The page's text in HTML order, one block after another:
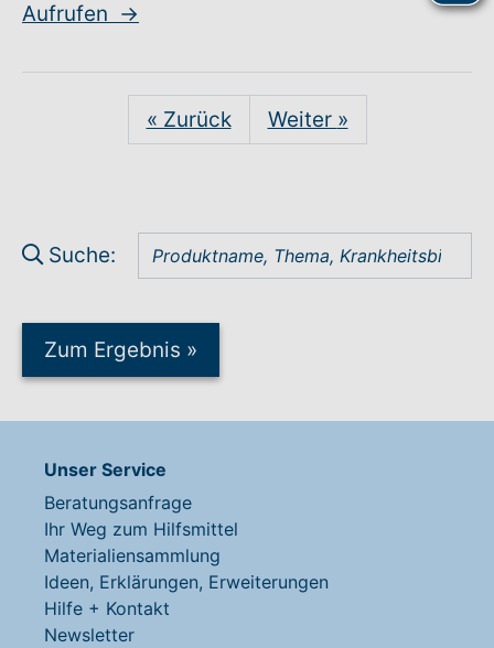
Aufrufen →
« Zurück Weiter »
Suche:
Zum Ergebnis »
Unser Service
Beratungsanfrage
Ihr Weg zum Hilfsmittel
Materialiensammlung
Ideen, Erklärungen, Erweiterungen
Hilfe + Kontakt
Newsletter